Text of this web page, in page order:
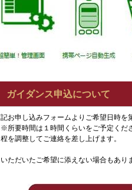
ガイダンス申込について
お申し込みフォームよりご希望日時を
※所要時間は１時間くらいをご予定くだ
程を調整してご連絡を差し上げます。
ただいたご希望に添えない場合もあり